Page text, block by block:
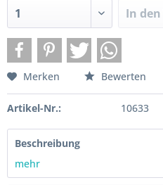
In den
Merken Bewerten
Artikel-Nr.: 10633
Beschreibung
mehr